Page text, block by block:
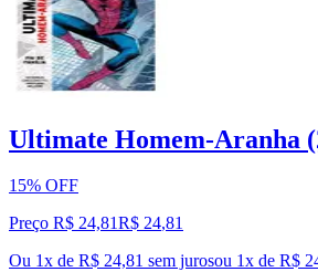
Ultimate Homem-Aranha
15% OFF
Preço R$ 24,81R$ 24,81
Ou 1x de R$ 24,81 sem jurosou 1x de R$